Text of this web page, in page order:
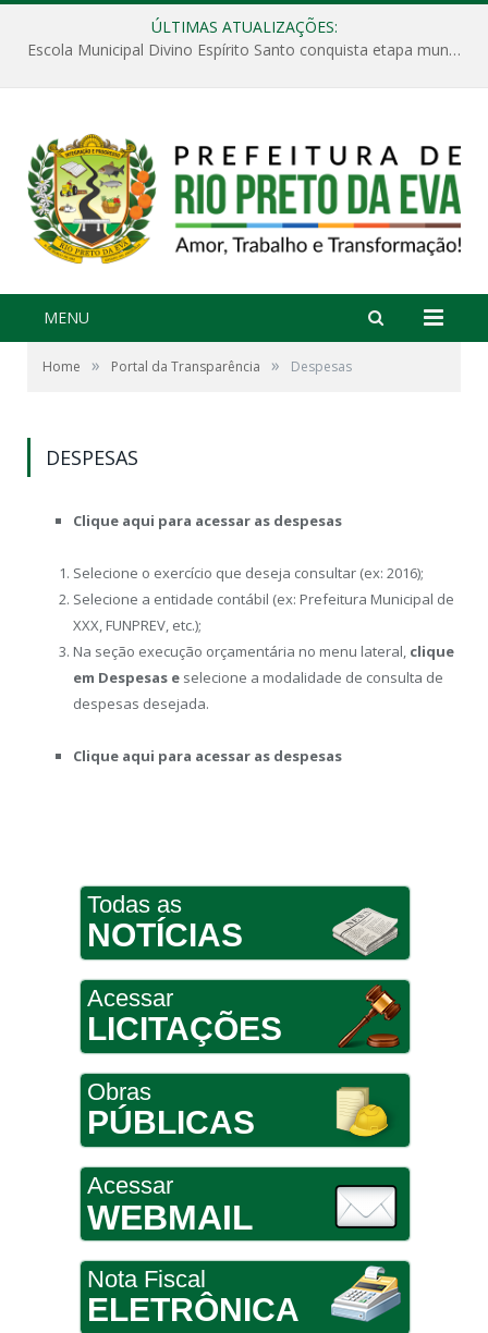
ÚLTIMAS ATUALIZAÇÕES:
Escola Municipal Divino Espírito Santo conquista etapa municipal da V Feira Amazonense de Matemática
MENU
Home » Portal da Transparência » Despesas
DESPESAS
Clique aqui para acessar as despesas
Selecione o exercício que deseja consultar (ex: 2016);
Selecione a entidade contábil (ex: Prefeitura Municipal de
XXX, FUNPREV, etc.);
Na seção execução orçamentária no menu lateral, clique
em Despesas e selecione a modalidade de consulta de
despesas desejada.
Clique aqui para acessar as despesas
Todas as
NOTÍCIAS
Acessar
LICITAÇÕES
Obras
PÚBLICAS
Acessar
WEBMAIL
Nota Fiscal
ELETRÔNICA